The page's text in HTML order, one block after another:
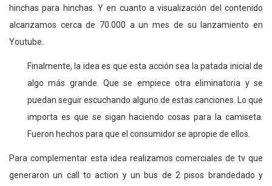
hinchas para hinchas. Y en cuanto a visualización del contenido
alcanzamos cerca de 70.000 a un mes de su lanzamiento en
Youtube.
Finalmente, la idea es que esta acción sea la patada inicial de
algo más grande. Que se empiece otra eliminatoria y se
puedan seguir escuchando alguno de estas canciones. Lo que
importa es que se sigan haciendo cosas para la camiseta.
Fueron hechos para que el consumidor se apropie de ellos.
Para complementar esta idea realizamos comerciales de tv que
generaron un call to action y un bus de 2 pisos brandedado y